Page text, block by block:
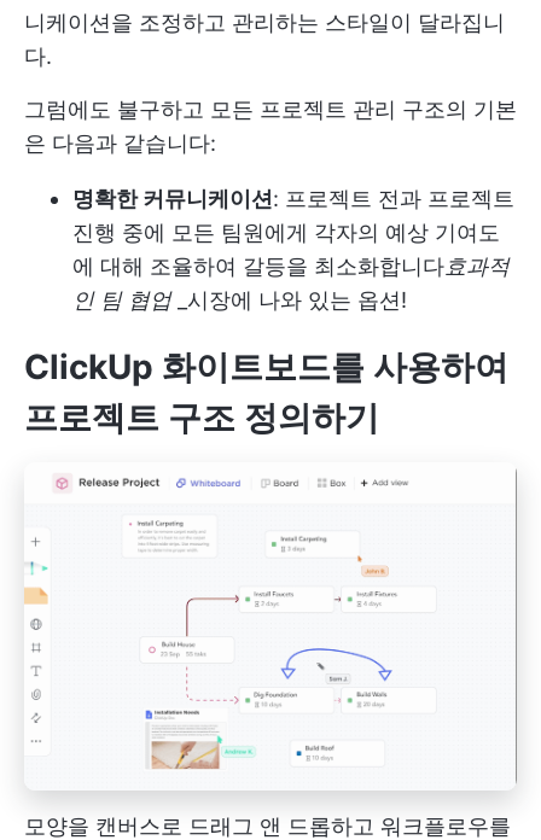
니케이션을 조정하고 관리하는 스타일이 달라집니
다.
그럼에도 불구하고 모든 프로젝트 관리 구조의 기본
은 다음과 같습니다:
명확한 커뮤니케이션 : 프로젝트 전과 프로젝트
진행 중에 모든 팀원에게 각자의 예상 기여도
에 대해 조율하여 갈등을 최소화합니다효과적
인 팀 협업_시장에 나와 있는 옵션!
ClickUp 화이트보드를 사용하여
프로젝트 구조 정의하기
모양을 캔버스로 드래그 앤 드롭하고 워크플로우를